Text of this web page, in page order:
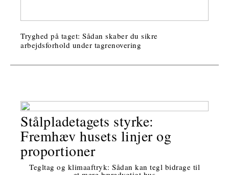
Tryghed på taget: Sådan skaber du sikre
arbejdsforhold under tagrenovering
Stålpladetagets styrke:
Fremhæv husets linjer og
proportioner
Tegltag og klimaaftryk: Sådan kan tegl bidrage til